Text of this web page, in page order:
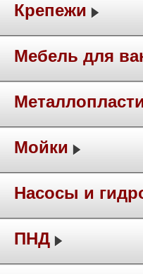
Крепежи
Мебель для
Мойки
Насосы и
ПНД